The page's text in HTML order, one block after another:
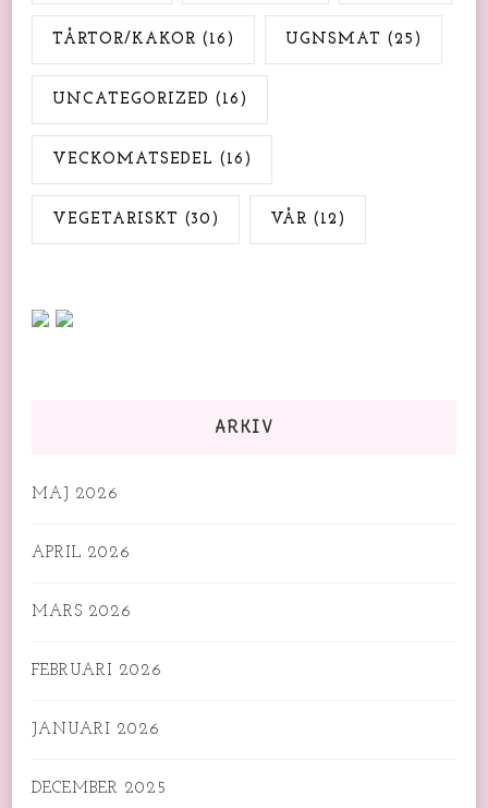
TÅRTOR/KAKOR (16) UGNSMAT (25)
UNCATEGORIZED (16)
VECKOMATSEDEL (16)
VEGETARISKT (30) VÅR (12)
ARKIV
MAJ 2026
APRIL 2026
MARS 2026
FEBRUARI 2026
JANUARI 2026
DECEMBER 2025